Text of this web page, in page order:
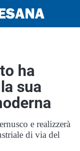
ha
sua
e realizzerà
di via del